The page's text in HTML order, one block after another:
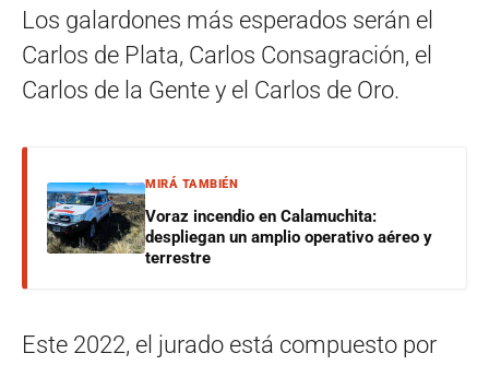
Los galardones más esperados serán el
Carlos de Plata, Carlos Consagración, el
Carlos de la Gente y el Carlos de Oro.
MIRÁ TAMBIÉN
Voraz incendio en Calamuchita:
despliegan un amplio operativo aéreo y
terrestre
Este 2022, el jurado está compuesto por